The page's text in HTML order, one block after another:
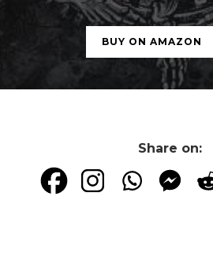
BUY ON AMAZON
Share on: